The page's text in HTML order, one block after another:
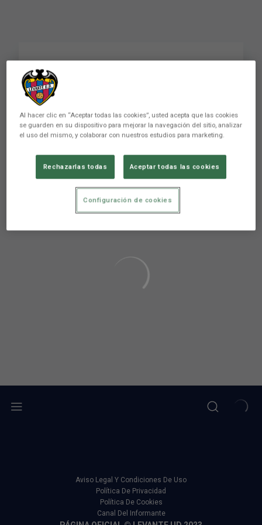
Tú serie favorita ???
Aquí van las nuestras
😜📽️ #levanteud
Aviso Legal Y Condiciones De Uso
Política De Privacidad
Política De Cookies
Canal Del Informante
Al hacer clic en “Aceptar todas las cookies”, usted acepta que las cookies
se guarden en su dispositivo para mejorar la navegación del sitio, analizar
el uso del mismo, y colaborar con nuestros estudios para marketing.
Rechazarlas todas Aceptar todas las cookies
Configuración de cookies